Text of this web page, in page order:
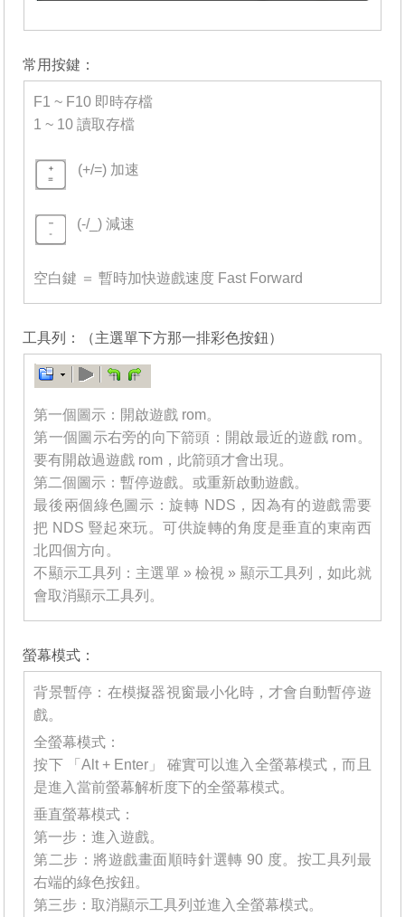
常用按鍵：
F1 ~ F10 即時存檔
1 ~ 10 讀取存檔
(+/=) 加速
(-/_) 減速
空白鍵 ＝ 暫時加快遊戲速度 Fast Forward
工具列：（主選單下方那一排彩色按鈕）
第一個圖示：開啟遊戲 rom。
第一個圖示右旁的向下箭頭：開啟最近的遊戲 rom。
要有開啟過遊戲 rom，此箭頭才會出現。
第二個圖示：暫停遊戲。或重新啟動遊戲。
最後兩個綠色圖示：旋轉 NDS，因為有的遊戲需要
把 NDS 豎起來玩。可供旋轉的角度是垂直的東南西
北四個方向。
不顯示工具列：主選單 » 檢視 » 顯示工具列，如此就
會取消顯示工具列。
螢幕模式：
背景暫停：在模擬器視窗最小化時，才會自動暫停遊
戲。
全螢幕模式：
按下 「Alt + Enter」 確實可以進入全螢幕模式，而且
是進入當前螢幕解析度下的全螢幕模式。
垂直螢幕模式：
第一步：進入遊戲。
第二步：將遊戲畫面順時針選轉 90 度。按工具列最
右端的綠色按鈕。
第三步：取消顯示工具列並進入全螢幕模式。